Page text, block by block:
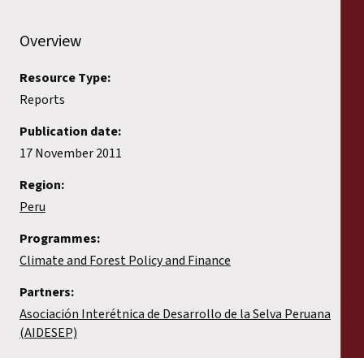
Overview
Resource Type:
Reports
Publication date:
17 November 2011
Region:
Peru
Programmes:
Climate and Forest Policy and Finance
Partners:
Asociación Interétnica de Desarrollo de la Selva Peruana
(AIDESEP)